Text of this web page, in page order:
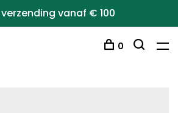
vanaf € 100
0